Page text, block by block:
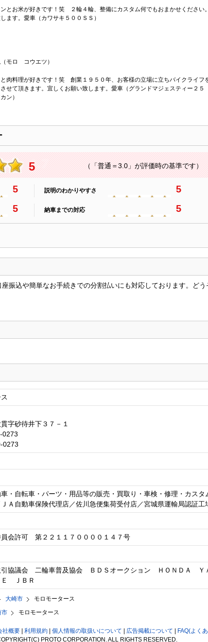
とお米が好きです！笑 ２輪４輪、整備にカスタム何でもおまかせください
ます。愛車（カワサキ５００ＳＳ）
モロ コウエツ）
肉料理が好きです！笑 創業１９５０年、お客様の立場に立ちバイクライフ
せて頂きます。宜しくお願い致します。愛車（グランドマジェスティー２５
ン）
5 （「普通＝3.0」が評価時の基準です）
5 説明のわかりやすさ 5
5 納車までの対応 5
振込や簡単なお手続きでの分割払いにも対応しております。ど
字砂待井下３７－１
0273
0273
・自転車・パーツ・用品等の販売・買取り・車検・修理・カス
Ａ自動車保険代理店／佐川急便集荷受付店／宮城県運輸局認証工
員会許可 第２２１１７００００１４７号
引協議会 二輪車普及協会 ＢＤＳオークション ＨＯＮＤＡ
Ｅ ＪＢＲ
大崎市
モロモータース
市 モロモータース
社概要 利用規約 個人情報の取扱いについて 広告掲載について
FAQ(よく
PROTO CORPORATION. ALL RIGHTS RESERVED.